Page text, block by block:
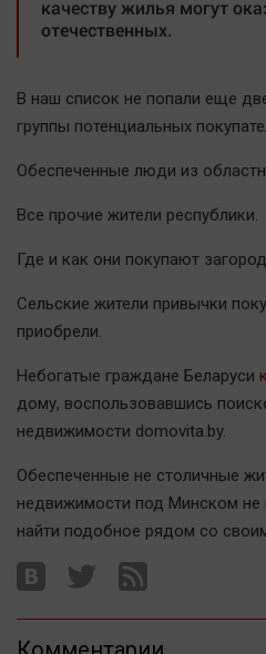
Качество жизни
Конкурс
Народная журналистика
Наука
Отдых
Персона
Последняя инстанция
Светская жизнь
качеству жилья могут
отечественных.
В наш список не попали еще
группы потенциальных
Обеспеченные люди из
Все прочие жители республики.
Где и как они покупают
Сельские жители привычки
приобрели.
Небогатые граждане Беларуси
дому, воспользовавшись
недвижимости domovita.by.
Обеспеченные не столичные
недвижимости под Минском не
найти подобное рядом со